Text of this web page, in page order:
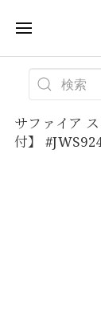
サファイア
付】